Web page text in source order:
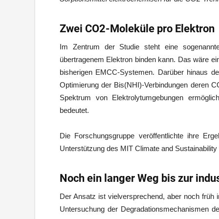
Zwei CO2-Moleküle pro Elektron
Im Zentrum der Studie steht eine
übertragenem Elektron binden kann. Das wäre
bisherigen EMCC-Systemen. Darüber hinaus
Optimierung der Bis(NHI)-Verbindungen deren
Spektrum von Elektrolytumgebungen
bedeutet.
Die Forschungsgruppe veröffentlichte ihre
Unterstützung des MIT Climate and
Noch ein langer Weg bis zur
Der Ansatz ist vielversprechend, aber noch
Untersuchung der Degradationsmechanismen